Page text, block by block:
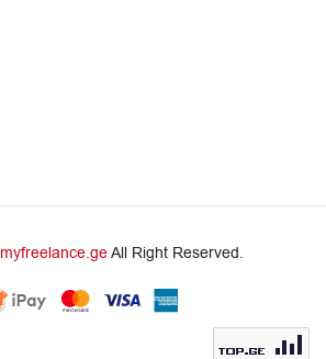
myfreelance.geAll Right Reserved.